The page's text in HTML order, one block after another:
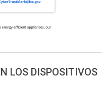
LOS DISPOSITIVOS